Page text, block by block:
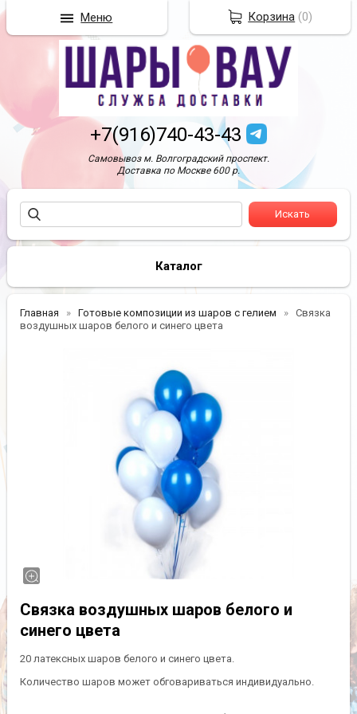
+7(916)740-43-43
Самовывоз м. Волгоградский проспект.
Доставка по Москве 600 р.
Каталог
Главная Готовые композиции из шаров с гелием
Связка
воздушных шаров белого и синего цвета
Связка воздушных шаров белого и
синего цвета
20 латексных шаров белого и синего цвета.
Количество шаров может обговариваться индивидуально.
Корзина (0)
Меню